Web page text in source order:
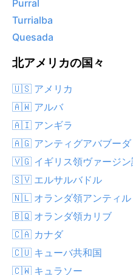
Purral
Turrialba
Quesada
北アメリカの国々
🇺🇸 アメリカ
🇦🇼 アルバ
🇦🇮 アンギラ
🇦🇬 アンティグアバブーダ
🇻🇬 イギリス領ヴァージン
🇸🇻 エルサルバドル
🇳🇱 オランダ領アンティル
🇧🇶 オランダ領カリブ
🇨🇦 カナダ
🇨🇺 キューバ共和国
🇨🇼 キュラソー